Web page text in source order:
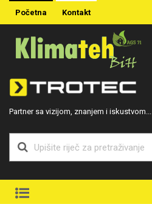
Početna Kontakt
Partner sa vizijom, znanjem i iskustvom...